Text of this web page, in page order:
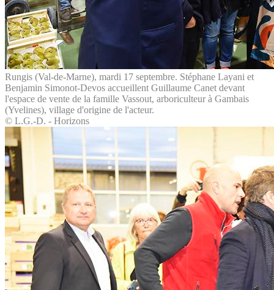
Rungis (Val-de-Marne), mardi 17 septembre. Stéphane Layani et
Benjamin Simonot-Devos accueillent Guillaume Canet devant
l'espace de vente de la famille Vassout, arboriculteur à Gambais
(Yvelines), village d'origine de l'acteur.
© L.G.-D. - Horizons